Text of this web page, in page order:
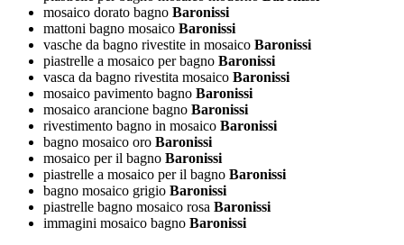
mosaico dorato bagno Baronissi
mattoni bagno mosaico Baronissi
vasche da bagno rivestite in mosaico Baronissi
piastrelle a mosaico per bagno Baronissi
vasca da bagno rivestita mosaico Baronissi
mosaico pavimento bagno Baronissi
mosaico arancione bagno Baronissi
rivestimento bagno in mosaico Baronissi
bagno mosaico oro Baronissi
mosaico per il bagno Baronissi
piastrelle a mosaico per il bagno Baronissi
bagno mosaico grigio Baronissi
piastrelle bagno mosaico rosa Baronissi
immagini mosaico bagno Baronissi